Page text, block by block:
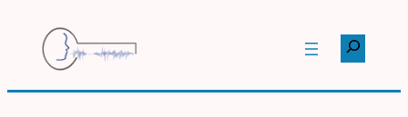
conteúdo
Pesquisar